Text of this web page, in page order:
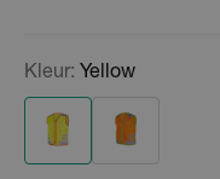
Kleur: Yellow